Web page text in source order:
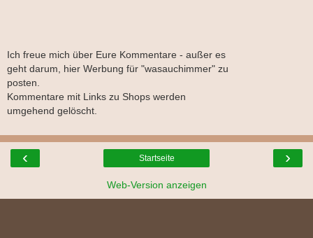
Ich freue mich über Eure Kommentare - außer es
geht darum, hier Werbung für "wasauchimmer" zu
posten.
Kommentare mit Links zu Shops werden
umgehend gelöscht.
‹ ›
Startseite
Web-Version anzeigen